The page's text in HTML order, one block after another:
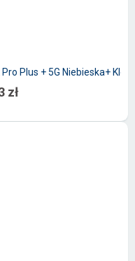
Plus + 5G Niebieska+ Klej
zł